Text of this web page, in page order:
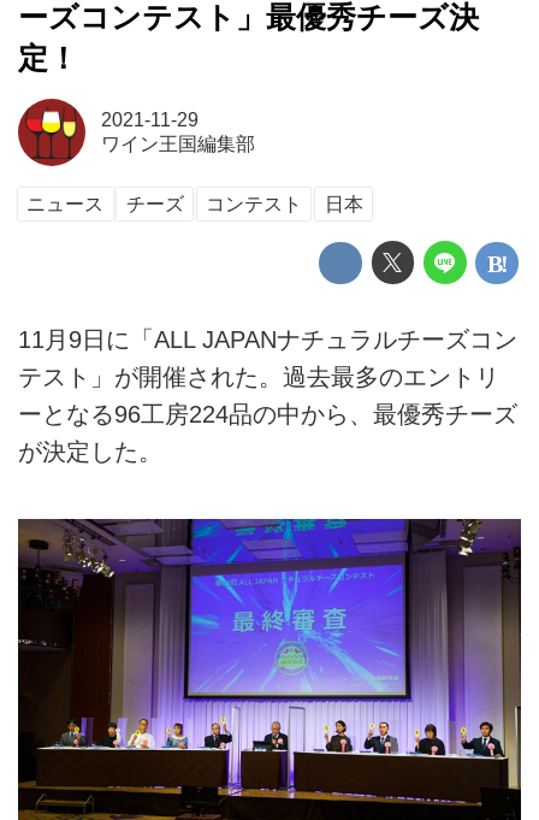
ーズコンテスト」最優秀チーズ決
定！
2021-11-29
ワイン王国編集部
ニュース チーズ コンテスト 日本
11月9日に「ALL JAPANナチュラルチーズコン
テスト」が開催された。過去最多のエントリ
ーとなる96工房224品の中から、最優秀チーズ
が決定した。